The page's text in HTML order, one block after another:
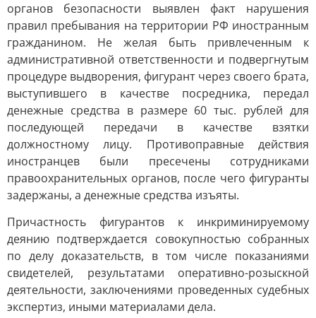
органов безопасности выявлен факт нарушения
правил пребывания на территории РФ иностранным
гражданином. Не желая быть привлеченным к
административной ответственности и подвергнутым
процедуре выдворения, фигурант через своего брата,
выступившего в качестве посредника, передал
денежные средства в размере 60 тыс. рублей для
последующей передачи в качестве взятки
должностному лицу. Противоправные действия
иностранцев были пресечены сотрудниками
правоохранительных органов, после чего фигуранты
задержаны, а денежные средства изъяты.
Причастность фигурантов к инкриминируемому
деянию подтверждается совокупностью собранных
по делу доказательств, в том числе показаниями
свидетелей, результатами оперативно-розыскной
деятельности, заключениями проведенных судебных
экспертиз, иными материалами дела.